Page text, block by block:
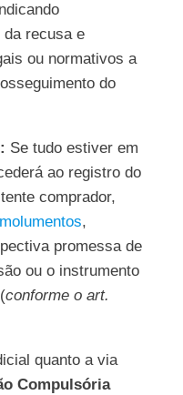
recusa e
ou normativos a
do
Se tudo estiver em
ao registro do
comprador,
,
promessa de
ou o instrumento
conforme o art.
quanto a via
Compulsória